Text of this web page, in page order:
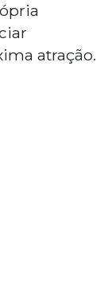
atração.